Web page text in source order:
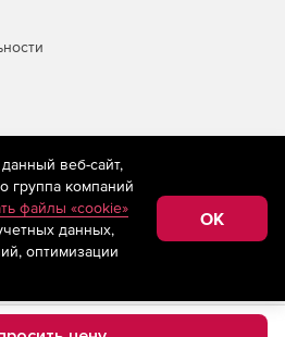
store.softline.ru применяются
(информационные технологии
на основе сбора,
сведений, относящихся к
сети «Интернет»,
Российской Федерации)
веб-сайт,
группа компаний
файлы «cookie»
данных,
оптимизации
OK